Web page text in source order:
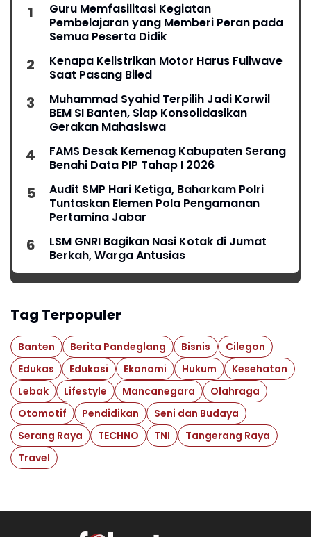
Guru Memfasilitasi Kegiatan
Pembelajaran yang Memberi Peran pada
Semua Peserta Didik
Kenapa Kelistrikan Motor Harus Fullwave
Saat Pasang Biled
Muhammad Syahid Terpilih Jadi Korwil
BEM SI Banten, Siap Konsolidasikan
Gerakan Mahasiswa
FAMS Desak Kemenag Kabupaten Serang
Benahi Data PIP Tahap I 2026
Audit SMP Hari Ketiga, Baharkam Polri
Tuntaskan Elemen Pola Pengamanan
Pertamina Jabar
LSM GNRI Bagikan Nasi Kotak di Jumat
Berkah, Warga Antusias
Tag Terpopuler
Banten Berita Pandeglang Bisnis
Cilegon
Edukas
Edukasi Ekonomi Hukum
Kesehatan
Lebak
Lifestyle Mancanegara
Olahraga
Otomotif
Pendidikan
Seni dan Budaya
Serang Raya
TECHNO TNI
Tangerang Raya
Travel